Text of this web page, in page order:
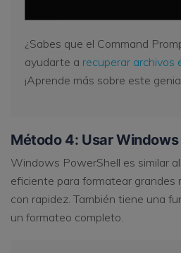
¿Sabes que el Command
ayudarte a recuperar archivos
¡Aprende más sobre este
Método 4: Usar Windows
Windows PowerShell es similar
eficiente para formatear grandes
con rapidez. También tiene una
un formateo completo.